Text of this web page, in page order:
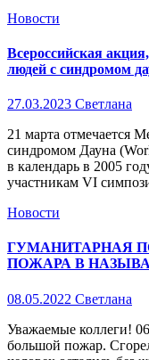
ЗАКУПКИ
X
Новости
Всероссийская
людей с синдромом
27.03.2023 Светлана
21 марта отмечается
синдромом Дауна
в календарь в 2005
участникам VI
Новости
ГУМАНИТАРНАЯ
ПОЖАРА В
08.05.2022 Светлана
Уважаемые коллеги!
большой пожар.